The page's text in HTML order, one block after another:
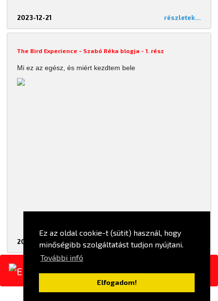
Ez az oldal cookie-t (sütit) használ, hogy
minőségibb szolgáltatást tudjon nyújtani.
További infó
Elfogadom!
2023-12-21 részletek...
The Bird Experience - Szabó Réka blogja - 1. rész
Mi ez az egész, és miért kezdtem bele
2023-12-14 részletek...
2